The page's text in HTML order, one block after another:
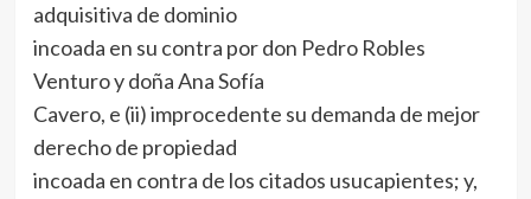
adquisitiva de dominio
incoada en su contra por don Pedro Robles
Venturo y doña Ana Sofía
Cavero, e (ii) improcedente su demanda de mejor
derecho de propiedad
incoada en contra de los citados usucapientes; y,